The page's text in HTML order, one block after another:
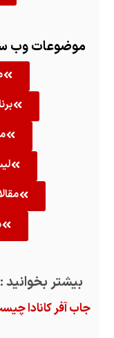
موضوعات وب
بیشتر بخوانید :
جاب آفر کانادا